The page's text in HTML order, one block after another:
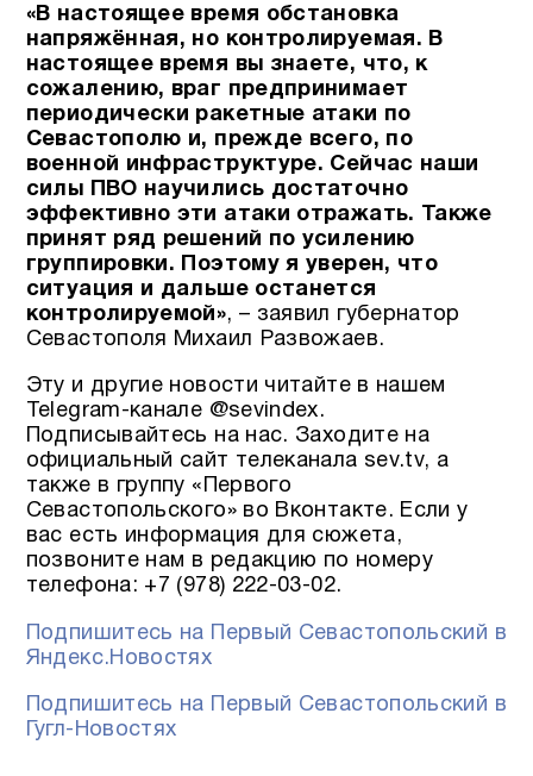
«В настоящее время обстановка
напряжённая, но контролируемая. В
настоящее время вы знаете, что, к
сожалению, враг предпринимает
периодически ракетные атаки по
Севастополю и, прежде всего, по
военной инфраструктуре. Сейчас наши
силы ПВО научились достаточно
эффективно эти атаки отражать. Также
принят ряд решений по усилению
группировки. Поэтому я уверен, что
ситуация и дальше останется
контролируемой», – заявил губернатор
Севастополя Михаил Развожаев.
Эту и другие новости читайте в нашем
Telegram-канале @sevindex.
Подписывайтесь на нас. Заходите на
официальный сайт телеканала sev.tv, а
также в группу «Первого
Севастопольского» во Вконтакте. Если у
вас есть информация для сюжета,
позвоните нам в редакцию по номеру
телефона: +7 (978) 222-03-02.
Подпишитесь на Первый Севастопольский в
Яндекс.Новостях
Подпишитесь на Первый Севастопольский в
Гугл-Новостях